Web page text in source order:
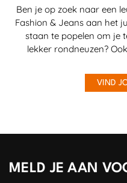
Ben je op zoek naar een
Fashion & Jeans aan het
staan te popelen om je
lekker rondneuzen?
VIND
MELD JE AAN